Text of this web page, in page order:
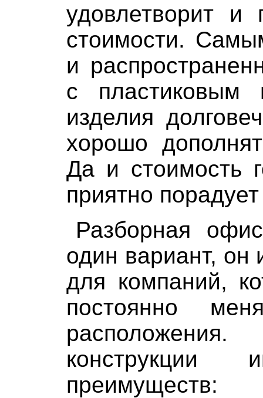
удовлетворит и
стоимости.
и
с пластиковым
изделия
хорошо
Да и стоимость
приятно
Разборная
один вариант, он
для компаний,
постоянно
конструкции
преимуществ: